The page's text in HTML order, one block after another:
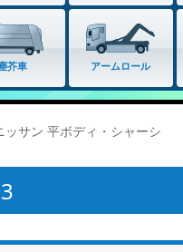
芥車 アームロール
サン 平ボディ・シャーシ